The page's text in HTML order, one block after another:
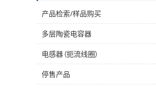
产品检索/样品购买
多层陶瓷电容器
电感器（扼流线圈）
停售产品